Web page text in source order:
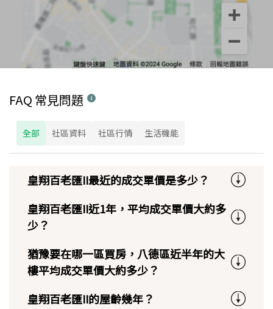
FAQ 常見問題
全部 社區資料 社區行情 生活機能
皇翔百老匯II最近的成交單價是多少？
皇翔百老匯II近1年，平均成交單價大約多
少？
猶豫要在哪一區買房，八德區近半年的大
樓平均成交單價大約多少？
皇翔百老匯II的屋齡幾年？